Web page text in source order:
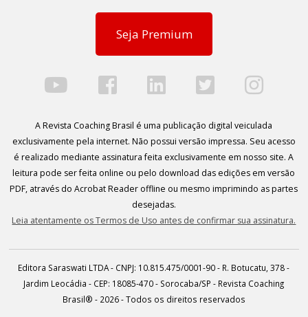
Seja Premium
A Revista Coaching Brasil é uma publicação digital veiculada
exclusivamente pela internet. Não possui versão impressa. Seu acesso
é realizado mediante assinatura feita exclusivamente em nosso site. A
leitura pode ser feita online ou pelo download das edições em versão
PDF, através do Acrobat Reader offline ou mesmo imprimindo as partes
desejadas.
Leia atentamente os Termos de Uso antes de confirmar sua assinatura.
Editora Saraswati LTDA - CNPJ: 10.815.475/0001-90 - R. Botucatu, 378 -
Jardim Leocádia - CEP: 18085-470 - Sorocaba/SP - Revista Coaching
Brasil® - 2026 - Todos os direitos reservados